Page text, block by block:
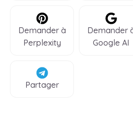
Demander à
Perplexity
Demander
Google AI
Partager